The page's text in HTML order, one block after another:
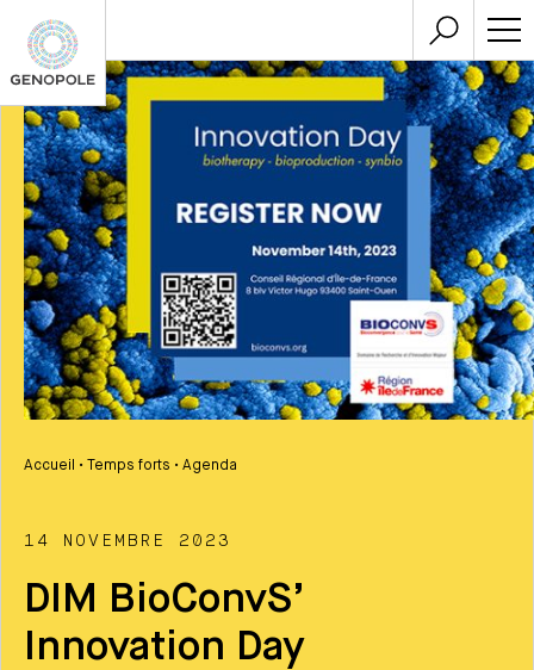
Accueil • Temps forts • Agenda
14 NOVEMBRE 2023
DIM BioConvS’
Innovation Day